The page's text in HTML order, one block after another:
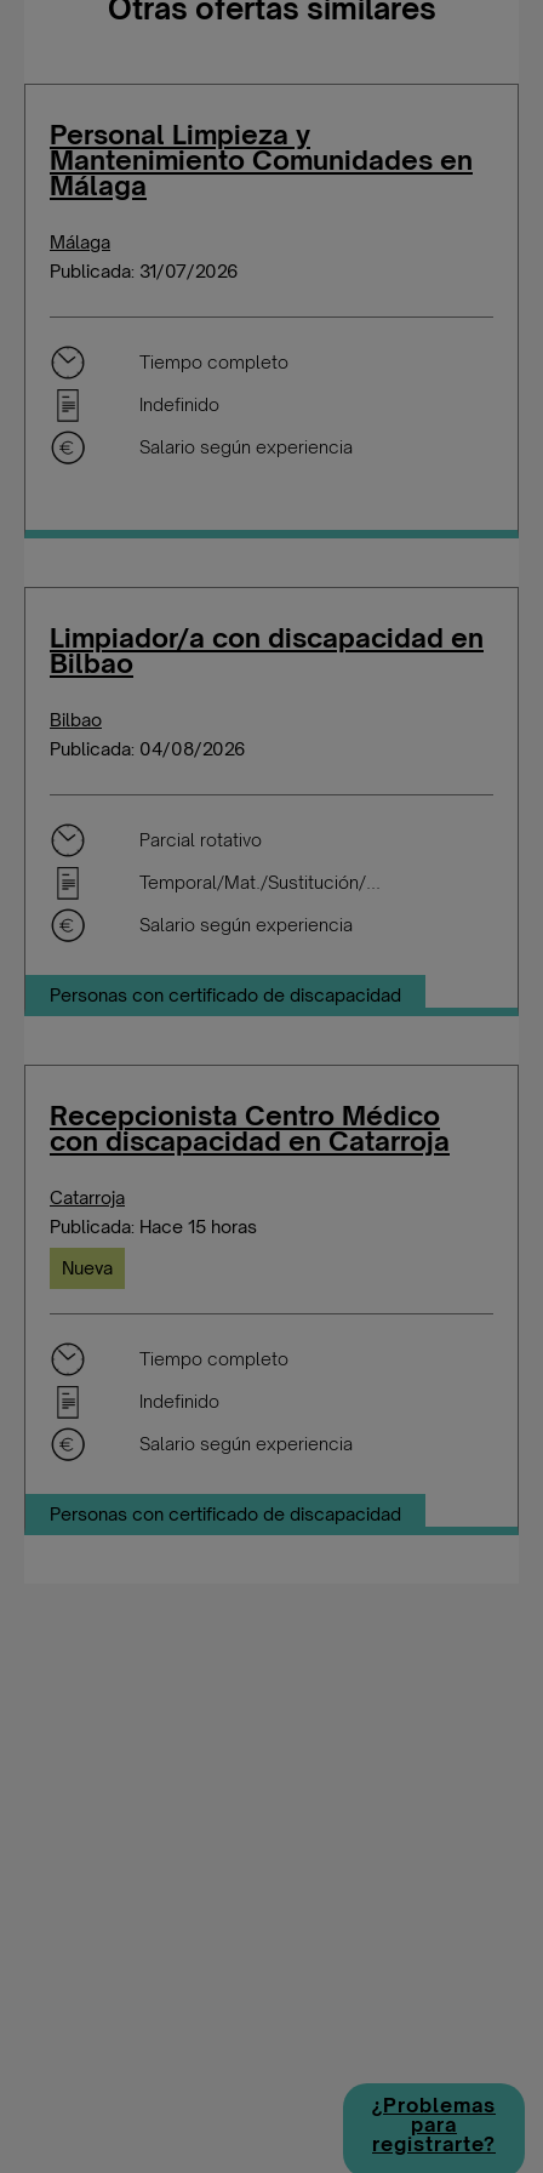
Otras ofertas similares
Personal Limpieza y
Mantenimiento Comunidades en
Málaga
Málaga
Publicada: 31/07/2026
Tiempo completo
Indefinido
Salario según experiencia
Limpiador/a con discapacidad en
Bilbao
Bilbao
Publicada: 04/08/2026
Parcial rotativo
Temporal/Mat./Sustitución/...
Salario según experiencia
Personas con certificado de discapacidad
Recepcionista Centro Médico
con discapacidad en Catarroja
Catarroja
Publicada: Hace 15 horas
Nueva
Tiempo completo
Indefinido
Salario según experiencia
Personas con certificado de discapacidad
¿Problemas
para
registrarte?